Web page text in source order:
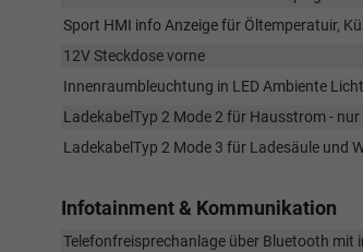
Sport HMI info Anzeige für Öltemperatuir,
12V Steckdose vorne
Innenraumbleuchtung in LED Ambiente
LadekabelTyp 2 Mode 2 für Hausstrom -
LadekabelTyp 2 Mode 3 für Ladesäule und
Infotainment & Kommunikation
Telefonfreisprechanlage über Bluetooth mit